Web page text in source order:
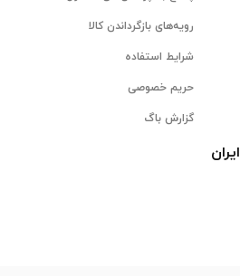
رویه‌های بازگرداندن کالا
شرایط استفاده
حریم خصوصی
گزارش باگ
ایران